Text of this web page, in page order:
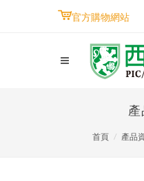
官方購物網站
產
首頁 產品